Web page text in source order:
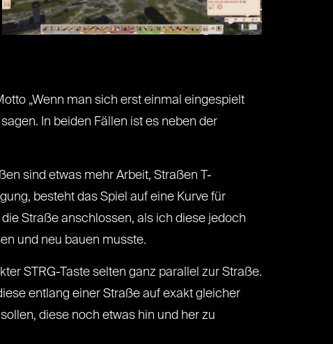
„Wenn man sich erst einmal eingespielt
In beiden Fällen ist es neben der
sind etwas mehr Arbeit, Straßen T-
besteht das Spiel auf eine Kurve für
Straße anschlossen, als ich diese jedoch
und neu bauen musste.
STRG-Taste selten ganz parallel zur Straße.
entlang einer Straße auf exakt gleicher
diese noch etwas hin und her zu